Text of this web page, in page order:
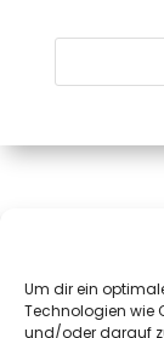
Um dir ein
Technologien wie
und/oder darauf
5020